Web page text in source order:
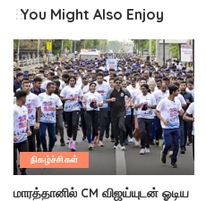
You Might Also Enjoy
நிகழ்ச்சிகள்
மாரத்தானில் CM விஜய்யுடன் ஓடிய